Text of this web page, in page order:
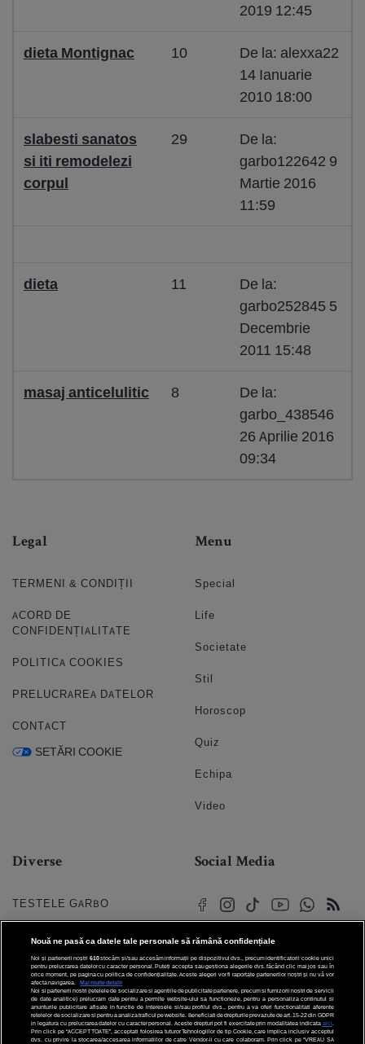
2019 12:45
dieta Montignac 10
De la: alexxa22
14 Ianuarie
2010 18:00
slabesti sanatos
si iti remodelezi
corpul
29
De la:
garbo122642 9
Martie 2016
11:59
dieta 11
De la:
garbo252845 5
Decembrie
2011 15:48
masaj anticelulitic 8
De la:
garbo_438546
26 Aprilie 2016
09:34
Legal
TERMENI & CONDIȚII
ACORD DE
CONFIDENȚIALITATE
POLITICA COOKIES
PRELUCRAREA DATELOR
CONTACT
SETĂRI COOKIE
Menu
Special
Life
Societate
Stil
Horoscop
Quiz
Echipa
Video
Diverse
TESTELE GARBO
HOROSCOP
HOROSCOPUL IUBIRII
FORUMURI
TRATAMENTE NATURISTE
Social Media
© 2026 Internet Corp SRL
Toate drepturile rezervate
Nouă ne pasă ca datele tale personale să rămână confidențiale
Noi și partenerii noștri 610stocăm și/sau accesăm informații pe dispozitivul dvs., precum identificatorii cookie unici
pentru prelucrarea datelor cu caracter personal. Puteți accepta sau gestiona alegerile dvs. făcând clic mai jos sau în
orice moment, pe pagina cu politica de confidențialitate. Aceste alegeri vor fi raportate partenerilor noștri și nu vă vor
afecta navigarea.
Mai multe detalii
Noi si partenerii nostri (retelele de socializare si agentiile de publicitate partenere, precum si furnizorii nostri de servicii
de date analitice) prelucram date pentru a permite website-ului sa functioneze, pentru a personaliza continutul si
anunturile publicitare afisate in functie de interesele si/sau profilul dvs., pentru a va oferi functionalitati aferente
retelelor de socializare si pentru a analiza traficul pe website. Beneficiati de drepturile prevazute de art. 15-22 din GDPR
in legatura cu prelucrarea datelor cu caracter personal. Aceste drepturi pot fi exercitate prin modalitatea indicata aici
Prin click pe “ACCEPT TOATE”, acceptati folosirea tuturor Tehnologiilor de tip Cookie, care implica inclusiv acceptul
dvs. cu privire la stocarea/accesarea informatiilor de catre Vendor-ii cu care colaboram. Prin click pe “VREAU SA